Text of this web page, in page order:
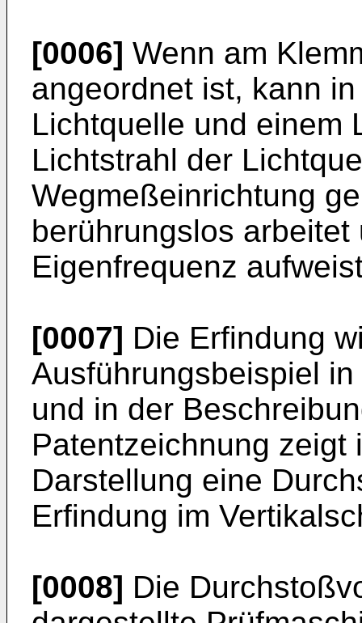
[0006] Wenn am
angeordnet ist, kann
Lichtquelle und einem
Lichtstrahl der
Wegmeßeinrichtung
berührungslos arbeitet
Eigenfrequenz
[0007] Die Erfindung
Ausführungsbeispiel
und in der
Patentzeichnung zeigt
Darstellung eine
Erfindung im
[0008] Die